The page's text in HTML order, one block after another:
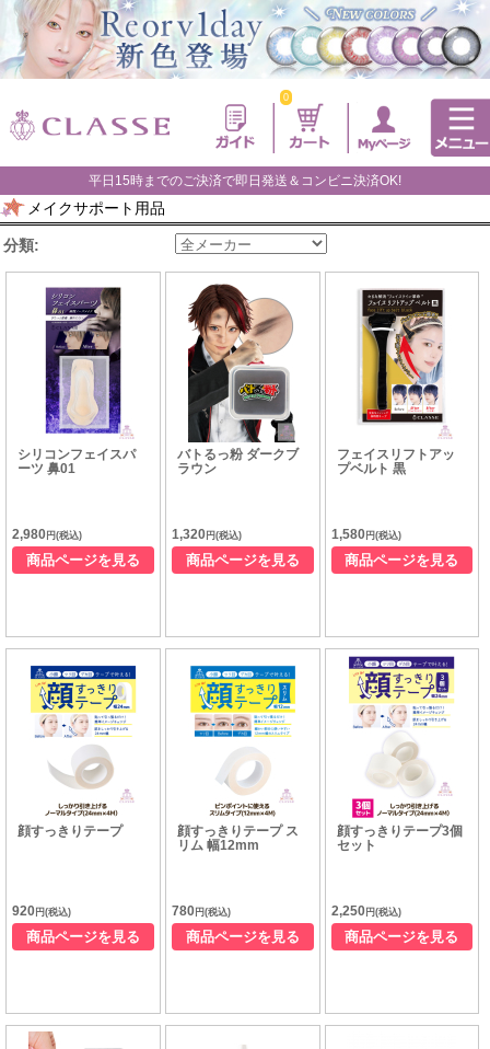
0
平日15時までのご決済で即日発送＆コンビニ決済OK!
メイクサポート用品
分類:
シリコンフェイスパ
ーツ 鼻01
2,980 円(税込)
商品ページを見る
バトるっ粉 ダークブ
ラウン
1,320円(税込)
商品ページを見る
フェイスリフトアッ
プベルト 黒
1,580円(税込)
商品ページを見る
顔すっきりテープ
920 円(税込)
商品ページを見る
顔すっきりテープ ス
リム 幅12mm
780円(税込)
商品ページを見る
顔すっきりテープ3個
セット
2,250円(税込)
商品ページを見る